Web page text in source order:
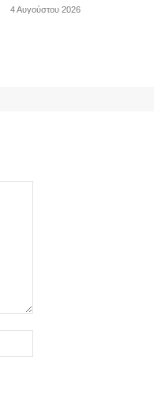
4 Αυγούστου 2026